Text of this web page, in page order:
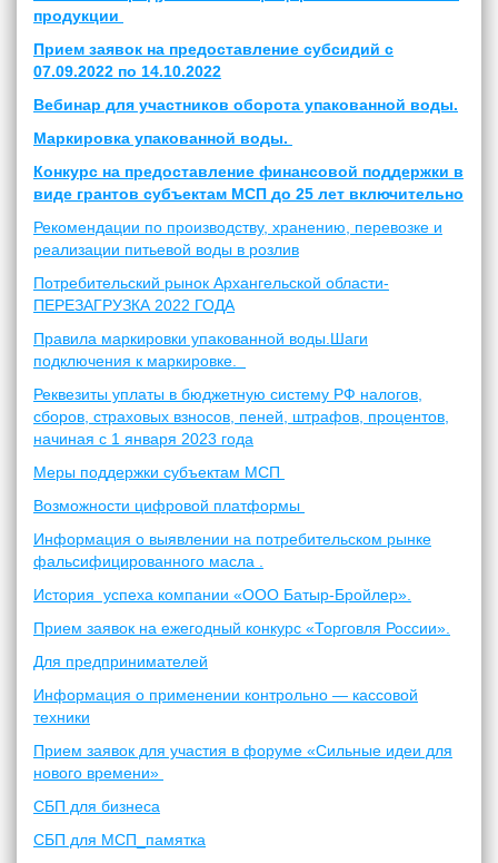
продукции
Прием заявок на предоставление субсидий с
07.09.2022 по 14.10.2022
Вебинар для участников оборота упакованной воды.
Маркировка упакованной воды.
Конкурс на предоставление финансовой поддержки в
виде грантов субъектам МСП до 25 лет включительно
Рекомендации по производству, хранению, перевозке и
реализации питьевой воды в розлив
Потребительский рынок Архангельской области-
ПЕРЕЗАГРУЗКА 2022 ГОДА
Правила маркировки упакованной воды.Шаги
подключения к маркировке.
Реквезиты уплаты в бюджетную систему РФ налогов,
сборов, страховых взносов, пеней, штрафов, процентов,
начиная с 1 января 2023 года
Меры поддержки субъектам МСП
Возможности цифровой платформы
Информация о выявлении на потребительском рынке
фальсифицированного масла .
История успеха компании «ООО Батыр-Бройлер».
Прием заявок на ежегодный конкурс «Торговля России».
Для предпринимателей
Информация о применении контрольно — кассовой
техники
Прием заявок для участия в форуме «Сильные идеи для
нового времени»
СБП для бизнеса
СБП для МСП_памятка